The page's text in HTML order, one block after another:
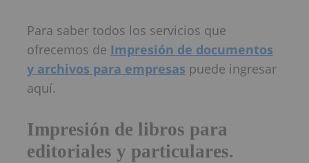
Para saber todos los servicios que
ofrecemos de Impresión de documentos
y archivos para empresas puede ingresar
aquí.
Impresión de libros para
editoriales y particulares.